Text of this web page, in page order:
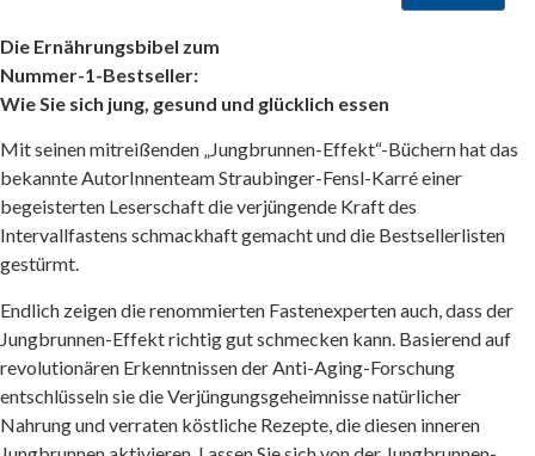
Die Ernährungsbibel zum
Wie 16 Stunden Fasten Ihr Leben verändert
Wie 16-Stunden-Intervallfasten mit Leichtigkeit
Wie 16 Stunden Fasten Ihr Leben verändert – inkl.
Die Ernährungsbibel zum
Nummer-1-Bestseller:
Wie Sie sich jung, gesund und glücklich essen
Mit seinen mitreißenden „Jungbrunnen-Effekt“-Büchern hat das
bekannte AutorInnenteam Straubinger-Fensl-Karré einer
begeisterten Leserschaft die verjüngende Kraft des
Intervallfastens schmackhaft gemacht und die Bestsellerlisten
gestürmt.
Endlich zeigen die renommierten Fastenexperten auch, dass der
Jungbrunnen-Effekt richtig gut schmecken kann. Basierend auf
revolutionären Erkenntnissen der Anti-Aging-Forschung
entschlüsseln sie die Verjüngungsgeheimnisse natürlicher
Nahrung und verraten köstliche Rezepte, die diesen inneren